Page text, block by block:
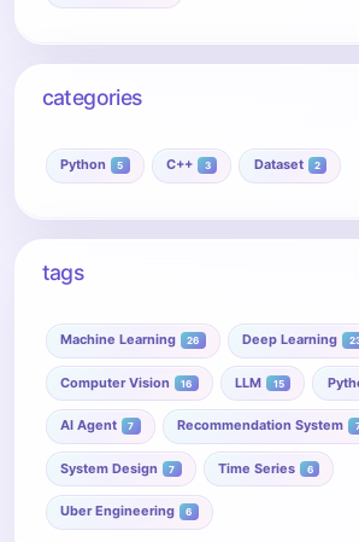
categories
Python 5 C++ 3 Dataset 2
tags
Machine Learning 26 Deep Learning
Computer Vision 16 LLM 15
AI Agent 7 Recommendation System
System Design 7 Time Series 6
Uber Engineering 6